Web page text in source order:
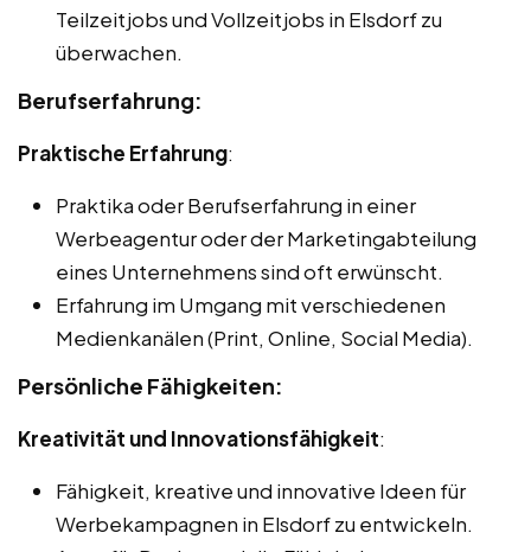
Teilzeitjobs und Vollzeitjobs in Elsdorf zu
überwachen.
Berufserfahrung:
Praktische Erfahrung:
Praktika oder Berufserfahrung in einer
Werbeagentur oder der Marketingabteilung
eines Unternehmens sind oft erwünscht.
Erfahrung im Umgang mit verschiedenen
Medienkanälen (Print, Online, Social Media).
Persönliche Fähigkeiten:
Kreativität und Innovationsfähigkeit:
Fähigkeit, kreative und innovative Ideen für
Werbekampagnen in Elsdorf zu entwickeln.